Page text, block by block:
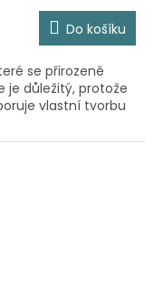
Do košíku
se přirozeně
je důležitý, protože
vlastní tvorbu